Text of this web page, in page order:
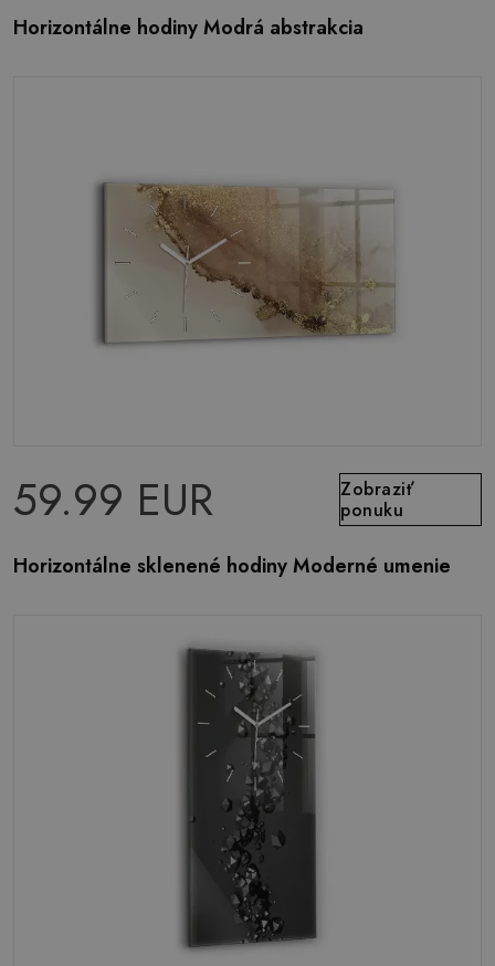
Horizontálne hodiny Modrá abstrakcia
59.99 EUR
Zobraziť
ponuku
Horizontálne sklenené hodiny Moderné umenie